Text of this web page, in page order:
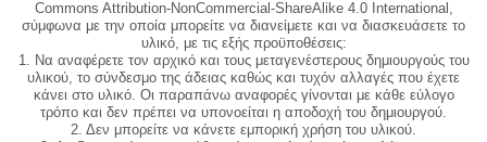
Commons Attribution-NonCommercial-ShareAlike 4.0 International,
σύμφωνα με την οποία μπορείτε να διανείμετε και να διασκευάσετε το
υλικό, με τις εξής προϋποθέσεις:
1. Να αναφέρετε τον αρχικό και τους μεταγενέστερους δημιουργούς του
υλικού, το σύνδεσμο της άδειας καθώς και τυχόν αλλαγές που έχετε
κάνει στο υλικό. Οι παραπάνω αναφορές γίνονται με κάθε εύλογο
τρόπο και δεν πρέπει να υπονοείται η αποδοχή του δημιουργού.
2. Δεν μπορείτε να κάνετε εμπορική χρήση του υλικού.